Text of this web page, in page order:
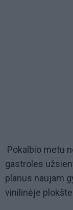
Pokalbio metu
gastroles
planus naujam
vinilinėje